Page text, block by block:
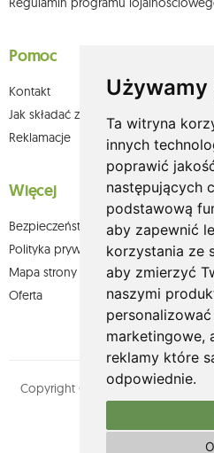
Ta witryna
innych
poprawić
następujących
podstawową
aby zapewnić
korzystania ze
aby zmierzyć
naszymi
marketingowe,
reklamy które
odpowiednie.
Pomoc
Kontakt
Jak składać zamówienia w sklepie
Reklamacje
Więcej
Bezpieczeństwo płatności
Polityka prywatności
Mapa strony
Oferta
Copyright © olium.pl. Wszystkie
MOUTON
Zobacz nasz profil